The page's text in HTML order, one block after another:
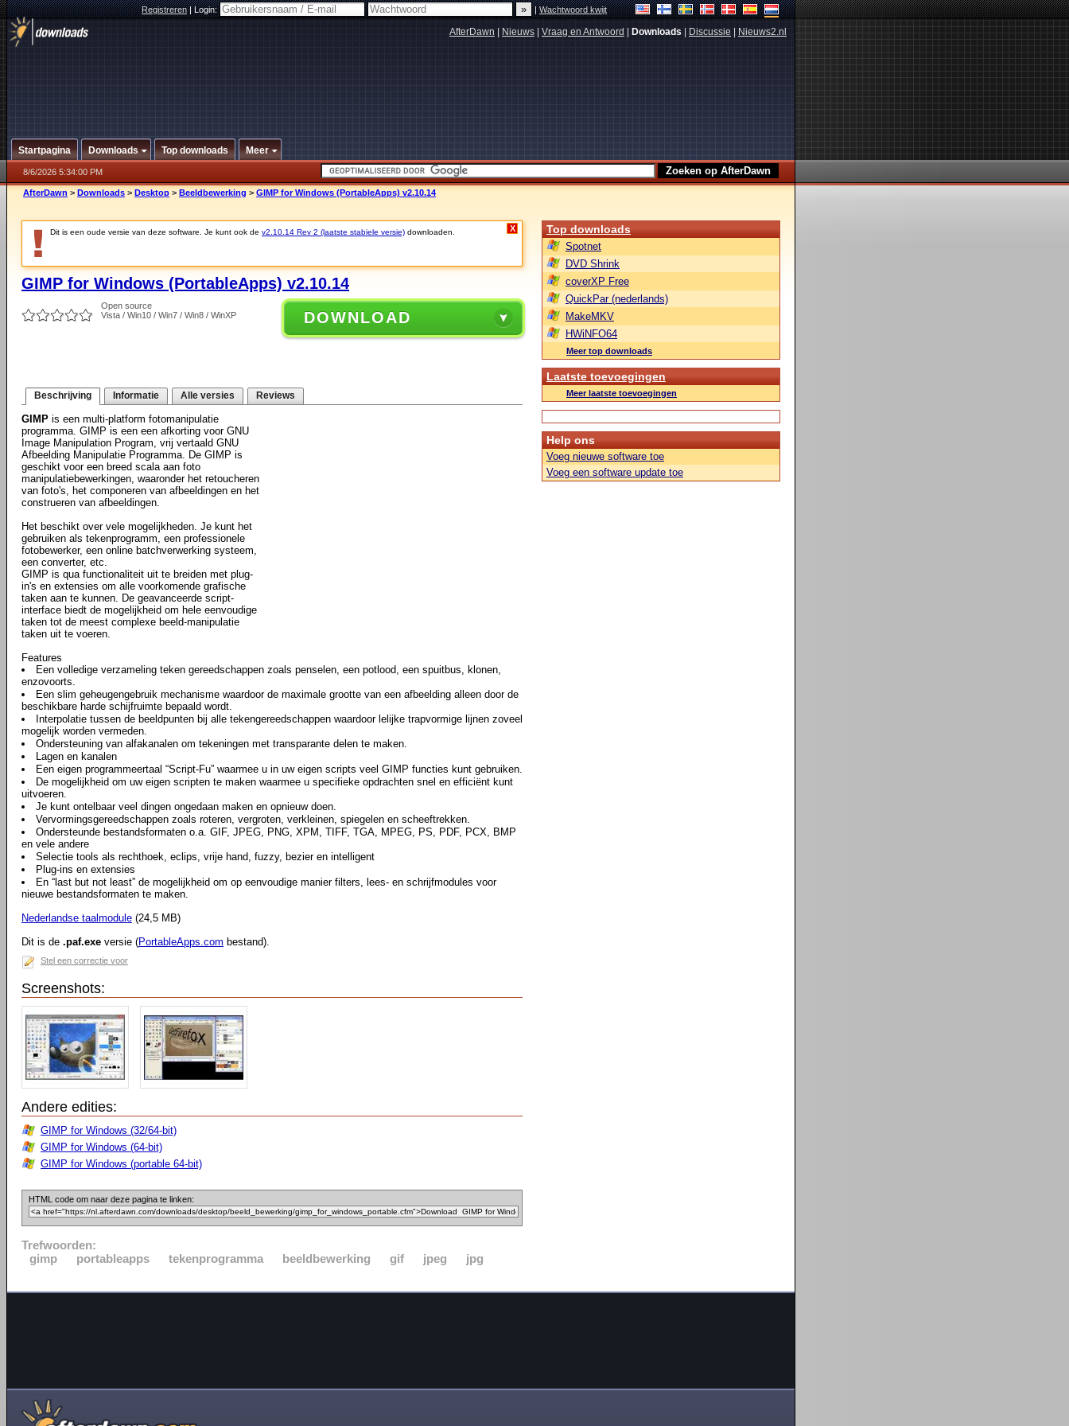
Registreren|Login: |Wachtwoord kwijt
AfterDawn Nieuws Vraag en Antwoord Downloads Discussie Nieuws2.nl
Startpagina Downloads Top downloads Meer
8/6/2026 5:34:00 PM
AfterDawn > Downloads > Desktop > Beeldbewerking > GIMP for Windows (PortableApps) v2.10.14
Dit is een oude versie van deze software. Je kunt ook de v2.10.14 Rev 2 (laatste stabiele versie) downloaden. X
GIMP for Windows (PortableApps) v2.10.14
Open source
Vista / Win10 / Win7 / Win8 / WinXP
DOWNLOAD
Beschrijving Informatie Alle versies Reviews
GIMP is een multi-platform fotomanipulatie
programma. GIMP is een een afkorting voor GNU
Image Manipulation Program, vrij vertaald GNU
Afbeelding Manipulatie Programma. De GIMP is
geschikt voor een breed scala aan foto
manipulatiebewerkingen, waaronder het retoucheren
van foto's, het componeren van afbeeldingen en het
construeren van afbeeldingen.
Het beschikt over vele mogelijkheden. Je kunt het
gebruiken als tekenprogramm, een professionele
fotobewerker, een online batchverwerking systeem,
een converter, etc.
GIMP is qua functionaliteit uit te breiden met plug-
in's en extensies om alle voorkomende grafische
taken aan te kunnen. De geavanceerde script-
interface biedt de mogelijkheid om hele eenvoudige
taken tot de meest complexe beeld-manipulatie
taken uit te voeren.
Features
Een volledige verzameling teken gereedschappen zoals penselen, een potlood, een spuitbus, klonen,
enzovoorts.
Een slim geheugengebruik mechanisme waardoor de maximale grootte van een afbeelding alleen door de
beschikbare harde schijfruimte bepaald wordt.
Interpolatie tussen de beeldpunten bij alle tekengereedschappen waardoor lelijke trapvormige lijnen zoveel
mogelijk worden vermeden.
Ondersteuning van alfakanalen om tekeningen met transparante delen te maken.
Lagen en kanalen
Een eigen programmeertaal “Script-Fu” waarmee u in uw eigen scripts veel GIMP functies kunt gebruiken.
De mogelijkheid om uw eigen scripten te maken waarmee u specifieke opdrachten snel en efficiënt kunt
uitvoeren.
Je kunt ontelbaar veel dingen ongedaan maken en opnieuw doen.
Vervormingsgereedschappen zoals roteren, vergroten, verkleinen, spiegelen en scheeftrekken.
Ondersteunde bestandsformaten o.a. GIF, JPEG, PNG, XPM, TIFF, TGA, MPEG, PS, PDF, PCX, BMP
en vele andere
Selectie tools als rechthoek, eclips, vrije hand, fuzzy, bezier en intelligent
Plug-ins en extensies
En “last but not least” de mogelijkheid om op eenvoudige manier filters, lees- en schrijfmodules voor
nieuwe bestandsformaten te maken.
Nederlandse taalmodule (24,5 MB)
Dit is de .paf.exe versie (PortableApps.com bestand).
Stel een correctie voor
Screenshots:
Andere edities:
GIMP for Windows (32/64-bit)
GIMP for Windows (64-bit)
GIMP for Windows (portable 64-bit)
HTML code om naar deze pagina te linken:
Trefwoorden:
gimp
portableapps tekenprogramma beeldbewerking gif jpeg jpg
Top downloads
Spotnet
DVD Shrink
coverXP Free
QuickPar (nederlands)
MakeMKV
HWiNFO64
Meer top downloads
Laatste toevoegingen
Meer laatste toevoegingen
Help ons
Voeg nieuwe software toe
Voeg een software update toe